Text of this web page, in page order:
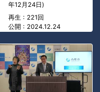
年12月24日)
再生 : 221回
公開 : 2024.12.24